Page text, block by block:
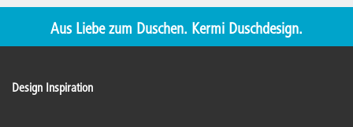
Aus Liebe zum Duschen. Kermi Duschdesign.
Design Inspiration